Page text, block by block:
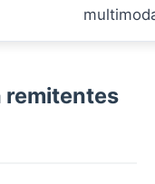
remitentes